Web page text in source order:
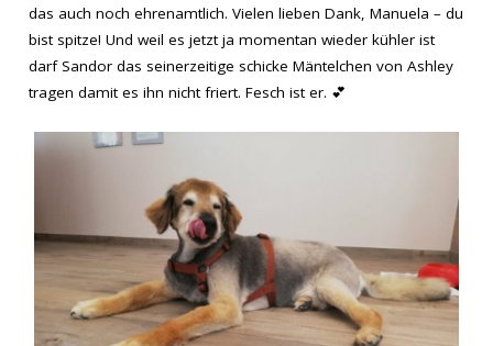
das auch noch ehrenamtlich. Vielen lieben Dank, Manuela – du
bist spitze! Und weil es jetzt ja momentan wieder kühler ist
darf Sandor das seinerzeitige schicke Mäntelchen von Ashley
tragen damit es ihn nicht friert. Fesch ist er. 💕